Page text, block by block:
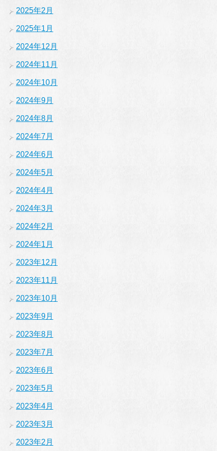
2025年2月
2025年1月
2024年12月
2024年11月
2024年10月
2024年9月
2024年8月
2024年7月
2024年6月
2024年5月
2024年4月
2024年3月
2024年2月
2024年1月
2023年12月
2023年11月
2023年10月
2023年9月
2023年8月
2023年7月
2023年6月
2023年5月
2023年4月
2023年3月
2023年2月